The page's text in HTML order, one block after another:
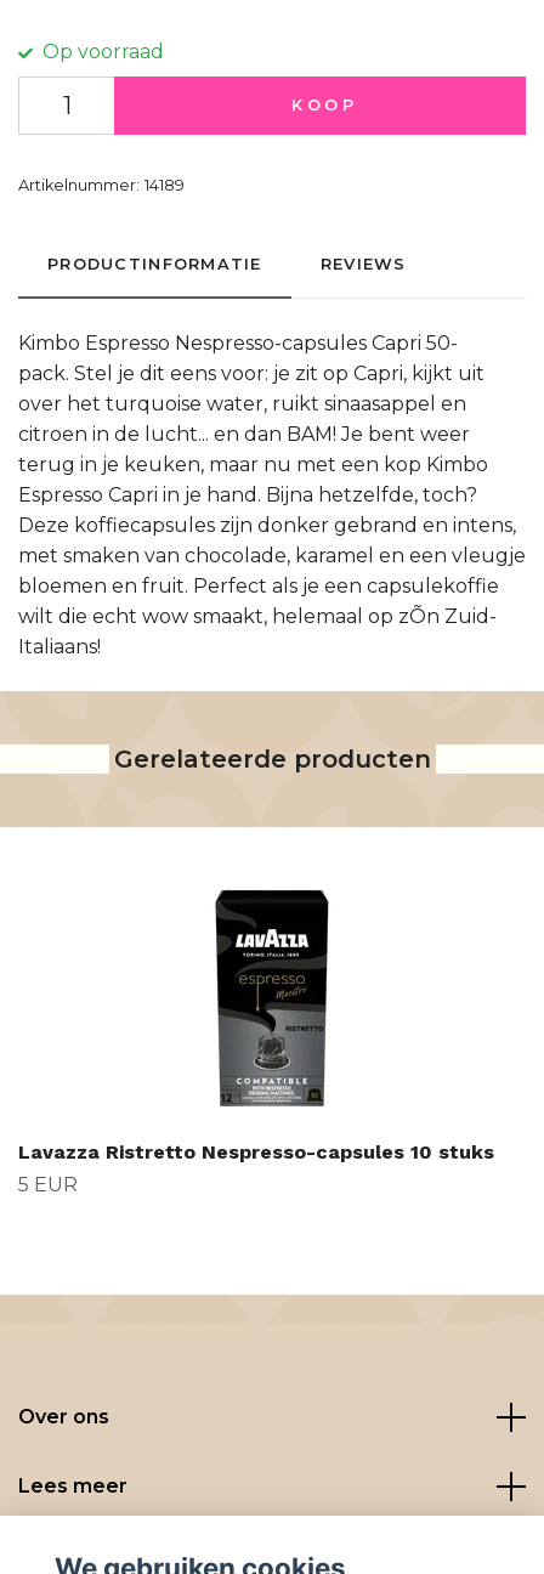
Op voorraad
KOOP
Artikelnummer: 14189
PRODUCTINFORMATIE REVIEWS
Kimbo Espresso Nespresso-capsules Capri 50-
pack. Stel je dit eens voor: je zit op Capri, kijkt uit
over het turquoise water, ruikt sinaasappel en
citroen in de lucht... en dan BAM! Je bent weer
terug in je keuken, maar nu met een kop Kimbo
Espresso Capri in je hand. Bijna hetzelfde, toch?
Deze koffiecapsules zijn donker gebrand en intens,
met smaken van chocolade, karamel en een vleugje
bloemen en fruit. Perfect als je een capsulekoffie
wilt die echt wow smaakt, helemaal op zÕn Zuid-
Italiaans!
Gerelateerde producten
Lavazza Ristretto Nespresso-capsules 10 stuks
5 EUR
Over ons
Lees meer
Social media